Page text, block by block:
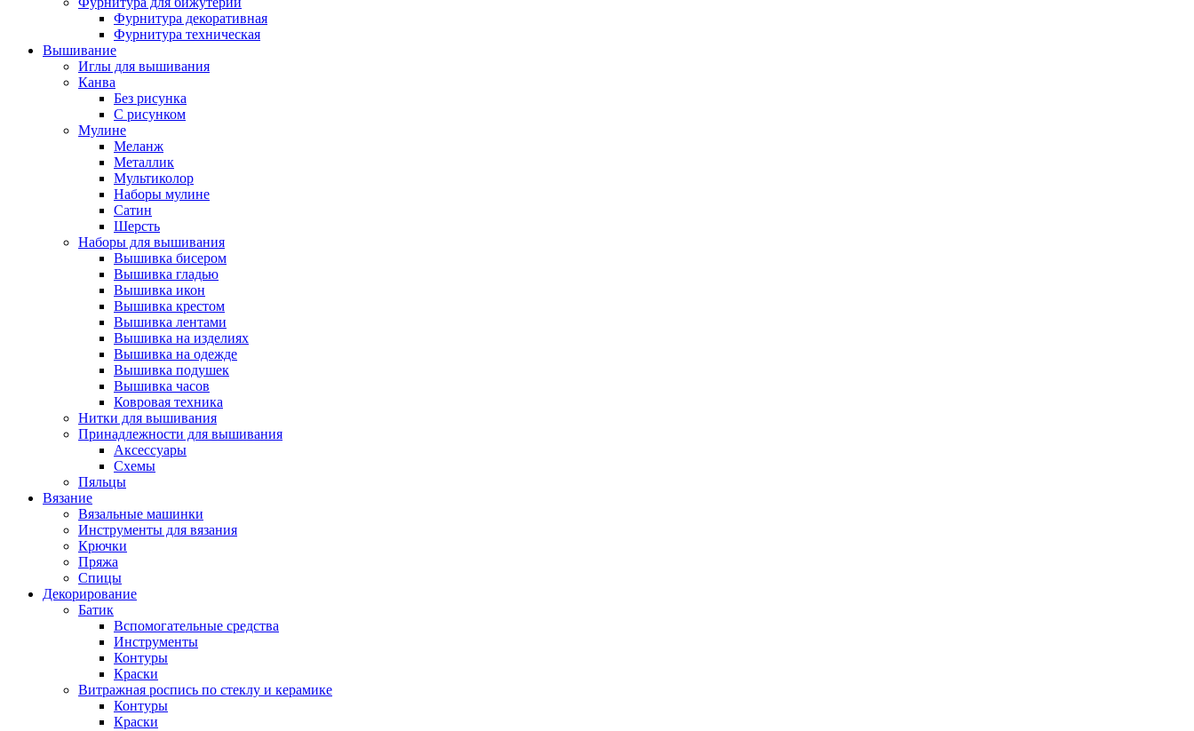
Фурнитура декоративная
Фурнитура техническая
Вышивание
Иглы для вышивания
Канва
Без рисунка
С рисунком
Мулине
Меланж
Металлик
Мультиколор
Наборы мулине
Сатин
Шерсть
Наборы для вышивания
Вышивка бисером
Вышивка гладью
Вышивка икон
Вышивка крестом
Вышивка лентами
Вышивка на изделиях
Вышивка на одежде
Вышивка подушек
Вышивка часов
Ковровая техника
Нитки для вышивания
Принадлежности для вышивания
Аксессуары
Схемы
Пяльцы
Вязание
Вязальные машинки
Инструменты для вязания
Крючки
Пряжа
Спицы
Декорирование
Батик
Вспомогательные средства
Инструменты
Контуры
Краски
Витражная роспись по стеклу и керамике
Контуры
Краски